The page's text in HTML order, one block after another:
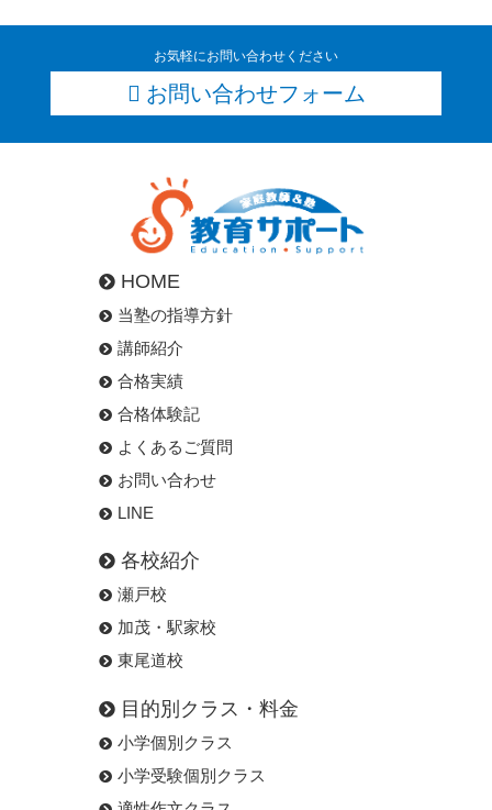
お気軽にお問い合わせください
お問い合わせフォーム
HOME
当塾の指導方針
講師紹介
合格実績
合格体験記
よくあるご質問
お問い合わせ
LINE
各校紹介
瀬戸校
加茂・駅家校
東尾道校
目的別クラス・料金
小学個別クラス
小学受験個別クラス